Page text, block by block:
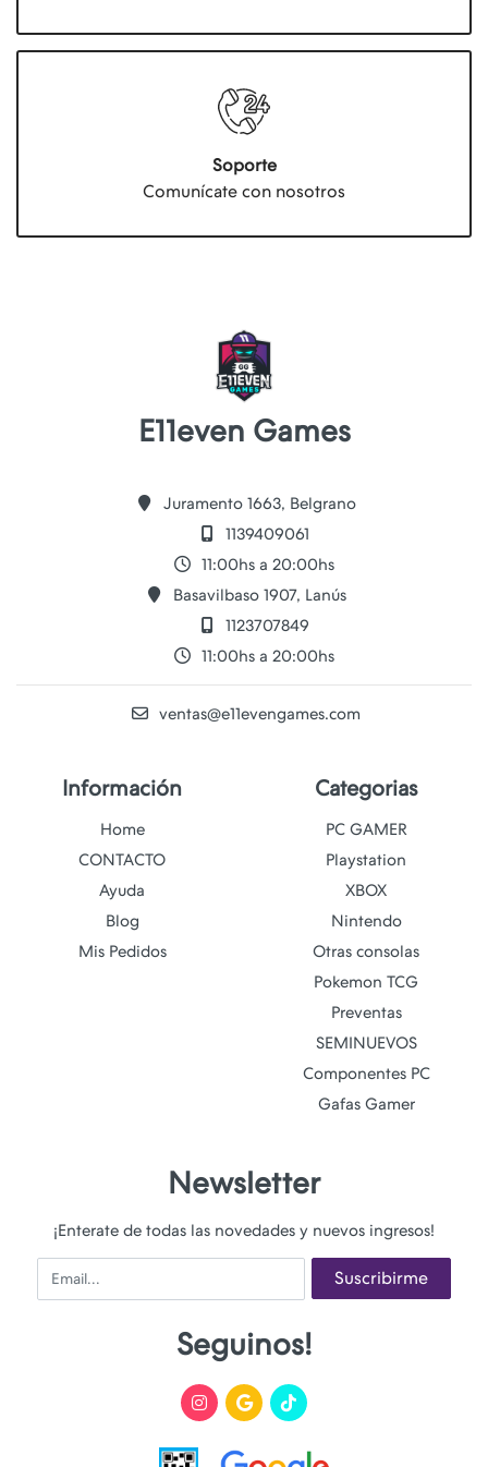
Soporte
Comunícate con nosotros
E11even Games
Juramento 1663, Belgrano
1139409061
11:00hs a 20:00hs
Basavilbaso 1907, Lanús
1123707849
11:00hs a 20:00hs
ventas@e11evengames.com
Información
Home
CONTACTO
Ayuda
Blog
Mis Pedidos
Categorias
PC GAMER
Playstation
XBOX
Nintendo
Otras consolas
Pokemon TCG
Preventas
SEMINUEVOS
Componentes PC
Gafas Gamer
Newsletter
¡Enterate de todas las novedades y nuevos ingresos!
Email Suscribirme
Seguinos!